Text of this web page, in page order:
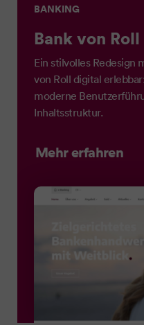
BANKING
Bank von Roll
Ein stilvolles Redesign
von Roll digital
moderne
Inhaltsstruktur.
Mehr erfahren